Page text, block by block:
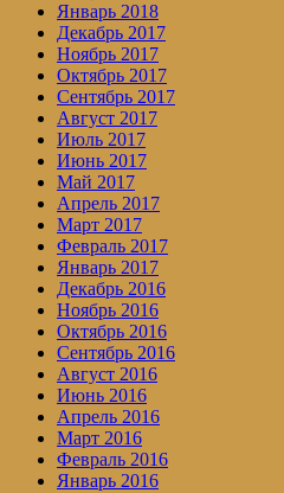
Январь 2018
Декабрь 2017
Ноябрь 2017
Октябрь 2017
Сентябрь 2017
Август 2017
Июль 2017
Июнь 2017
Май 2017
Апрель 2017
Март 2017
Февраль 2017
Январь 2017
Декабрь 2016
Ноябрь 2016
Октябрь 2016
Сентябрь 2016
Август 2016
Июнь 2016
Апрель 2016
Март 2016
Февраль 2016
Январь 2016